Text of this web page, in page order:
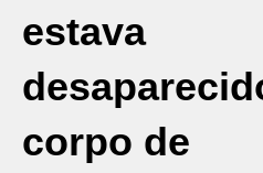
estava
corpo de